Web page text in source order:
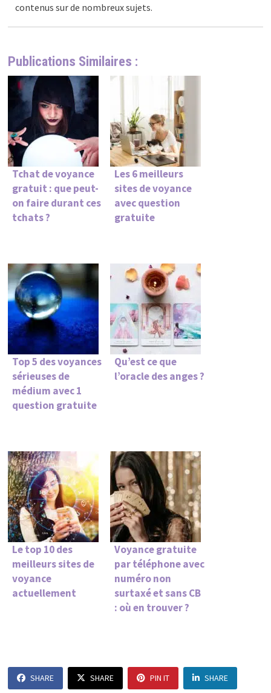
contenus sur de nombreux sujets.
Publications Similaires :
Tchat de voyance
gratuit : que peut-
on faire durant ces
tchats ?
Les 6 meilleurs
sites de voyance
avec question
gratuite
Top 5 des voyances
sérieuses de
médium avec 1
question gratuite
Qu’est ce que
l’oracle des anges ?
Le top 10 des
meilleurs sites de
voyance
actuellement
Voyance gratuite
par téléphone avec
numéro non
surtaxé et sans CB
: où en trouver ?
SHARE SHARE PIN IT SHARE